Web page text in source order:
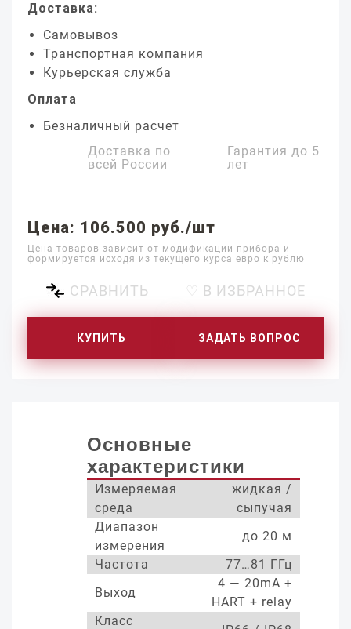
Доставка:
Самовывоз
Транспортная компания
Курьерская служба
Оплата
Безналичный расчет
Доставка по
всей России
Гарантия до 5
лет
Цена: 106.500 руб./шт
Цена товаров зависит от модификации прибора и
формируется исходя из текущего курса евро к рублю
СРАВНИТЬ ♡ В ИЗБРАННОЕ
КУПИТЬ ЗАДАТЬ ВОПРОС
Основные
характеристики
Измеряемая
среда
жидкая /
сыпучая
Диапазон
измерения
до 20 м
Частота
77…81 ГГц
Выход
4 — 20mA +
HART + relay
Класс